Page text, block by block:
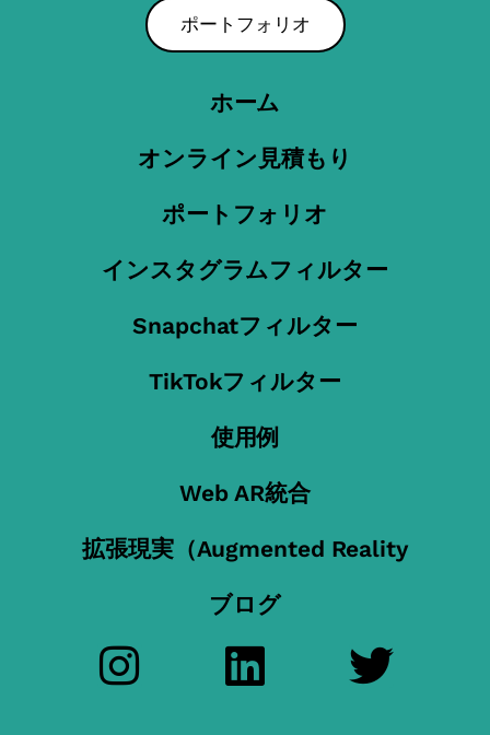
ポートフォリオ
ホーム
オンライン見積もり
ポートフォリオ
インスタグラムフィルター
Snapchatフィルター
TikTokフィルター
使用例
Web AR統合
拡張現実（Augmented Reality
ブログ